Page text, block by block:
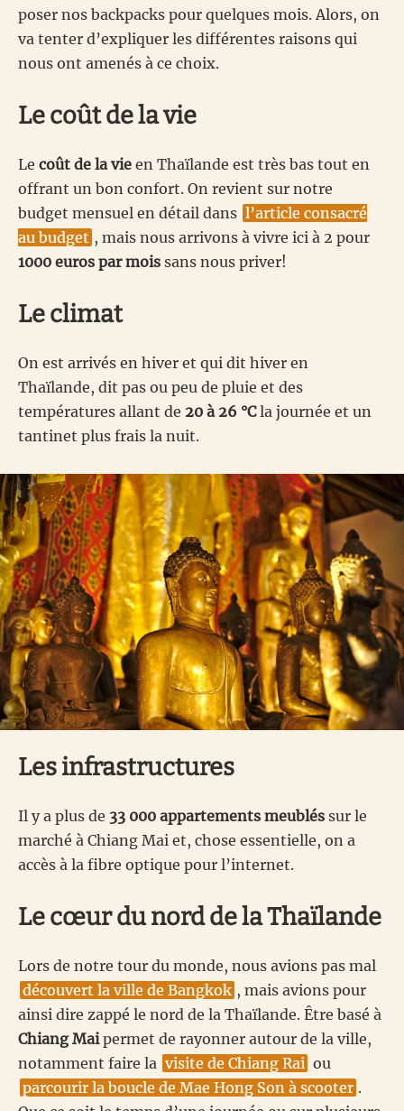
poser nos backpacks pour quelques mois. Alors, on
va tenter d’expliquer les différentes raisons qui
nous ont amenés à ce choix.
Le coût de la vie
Le coût de la vie en Thaïlande est très bas tout en
offrant un bon confort. On revient sur notre
budget mensuel en détail dans l’article consacré
au budget , mais nous arrivons à vivre ici à 2 pour
1000 euros par mois sans nous priver!
Le climat
On est arrivés en hiver et qui dit hiver en
Thaïlande, dit pas ou peu de pluie et des
températures allant de 20 à 26 °Cla journée et un
tantinet plus frais la nuit.
Les infrastructures
Il y a plus de 33 000 appartements meublés sur le
marché à Chiang Mai et, chose essentielle, on a
accès à la fibre optique pour l’internet.
Le cœur du nord de la Thaïlande
Lors de notre tour du monde, nous avions pas mal
découvert la ville de Bangkok , mais avions pour
ainsi dire zappé le nord de la Thaïlande. Être basé à
Chiang Maipermet de rayonner autour de la ville,
notamment faire la visite de Chiang Rai ou
parcourir la boucle de Mae Hong Son à scooter .